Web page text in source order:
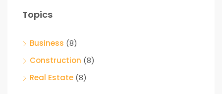
Topics
Business (8)
Construction (8)
Real Estate (8)